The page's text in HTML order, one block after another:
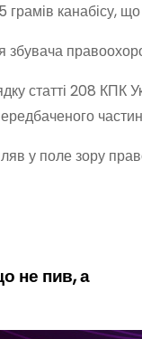
канабісу,
статті 208 КПК
у поле зору
не пив, а